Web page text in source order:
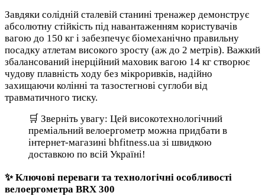
Завдяки солідній сталевій станині тренажер демонструє
абсолютну стійкість під навантаженням користувачів
вагою до 150 кг і забезпечує біомеханічно правильну
посадку атлетам високого зросту (аж до 2 метрів). Важкий
збалансований інерційний маховик вагою 14 кг створює
чудову плавність ходу без мікроривків, надійно
захищаючи колінні та тазостегнові суглоби від
травматичного тиску.
🛒 Зверніть увагу: Цей високотехнологічний
преміальний велоергометр можна придбати в
інтернет-магазині bhfitness.ua зі швидкою
доставкою по всій Україні!
✨ Ключові переваги та технологічні особливості
велоергометра BRX 300